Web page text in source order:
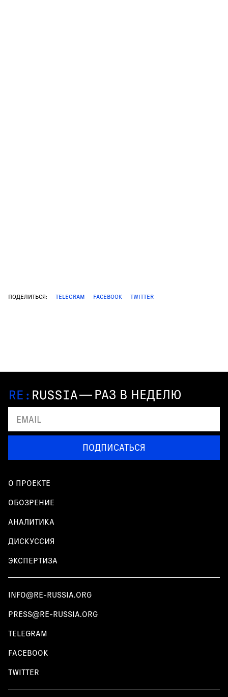
ПОДЕЛИТЬСЯ: TELEGRAM FACEBOOK TWITTER
— РАЗ В НЕДЕЛЮ
ПОДПИСАТЬСЯ
О ПРОЕКТЕ
ОБОЗРЕНИЕ
АНАЛИТИКА
ДИСКУССИЯ
ЭКСПЕРТИЗА
INFO@RE-RUSSIA.ORG
PRESS@RE-RUSSIA.ORG
TELEGRAM
FACEBOOK
TWITTER